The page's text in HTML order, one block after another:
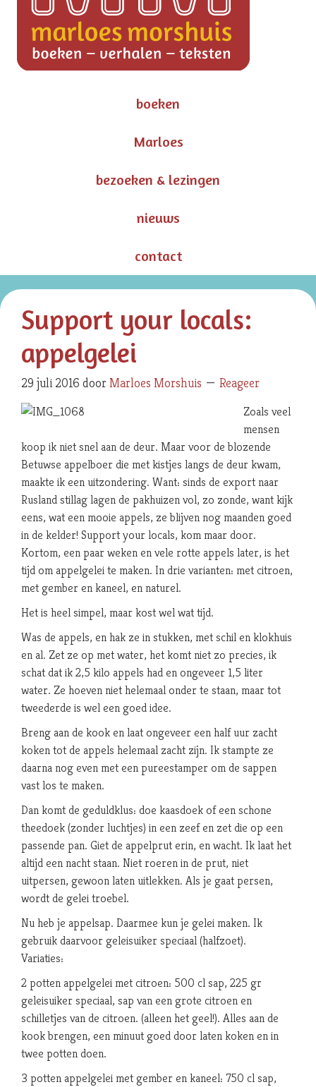
boeken
Marloes
bezoeken & lezingen
nieuws
contact
Support your locals:
appelgelei
29 juli 2016 doorMarloes Morshuis Reageer
Zoals veel
mensen
koop ik niet snel aan de deur. Maar voor de blozende
Betuwse appelboer die met kistjes langs de deur kwam,
maakte ik een uitzondering. Want: sinds de export naar
Rusland stillag lagen de pakhuizen vol, zo zonde, want kijk
eens, wat een mooie appels, ze blijven nog maanden goed
in de kelder! Support your locals, kom maar door.
Kortom, een paar weken en vele rotte appels later, is het
tijd om appelgelei te maken. In drie varianten: met citroen,
met gember en kaneel, en naturel.
Het is heel simpel, maar kost wel wat tijd.
Was de appels, en hak ze in stukken, met schil en klokhuis
en al. Zet ze op met water, het komt niet zo precies, ik
schat dat ik 2,5 kilo appels had en ongeveer 1,5 liter
water. Ze hoeven niet helemaal onder te staan, maar tot
tweederde is wel een goed idee.
Breng aan de kook en laat ongeveer een half uur zacht
koken tot de appels helemaal zacht zijn. Ik stampte ze
daarna nog even met een pureestamper om de sappen
vast los te maken.
Dan komt de geduldklus: doe kaasdoek of een schone
theedoek (zonder luchtjes) in een zeef en zet die op een
passende pan. Giet de appelprut erin, en wacht. Ik laat het
altijd een nacht staan. Niet roeren in de prut, niet
uitpersen, gewoon laten uitlekken. Als je gaat persen,
wordt de gelei troebel.
Nu heb je appelsap. Daarmee kun je gelei maken. Ik
gebruik daarvoor geleisuiker speciaal (halfzoet).
Variaties:
2 potten appelgelei met citroen: 500 cl sap, 225 gr
geleisuiker speciaal, sap van een grote citroen en
schilletjes van de citroen. (alleen het geel!). Alles aan de
kook brengen, een minuut goed door laten koken en in
twee potten doen.
3 potten appelgelei met gember en kaneel: 750 cl sap,